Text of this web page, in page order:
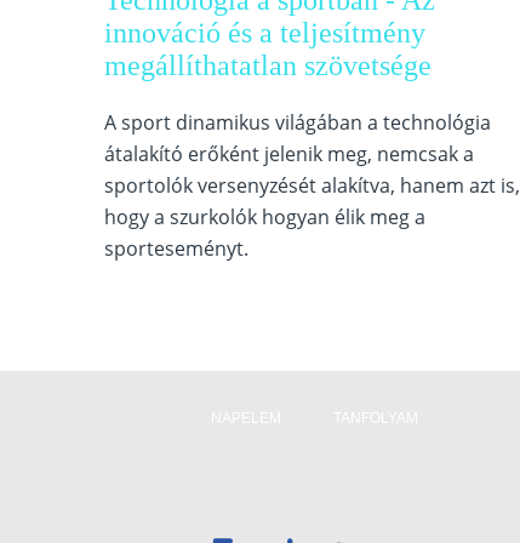
innováció és a teljesítmény
megállíthatatlan szövetsége
A sport dinamikus világában a technológia
átalakító erőként jelenik meg, nemcsak a
sportolók versenyzését alakítva, hanem azt is,
hogy a szurkolók hogyan élik meg a
sporteseményt.